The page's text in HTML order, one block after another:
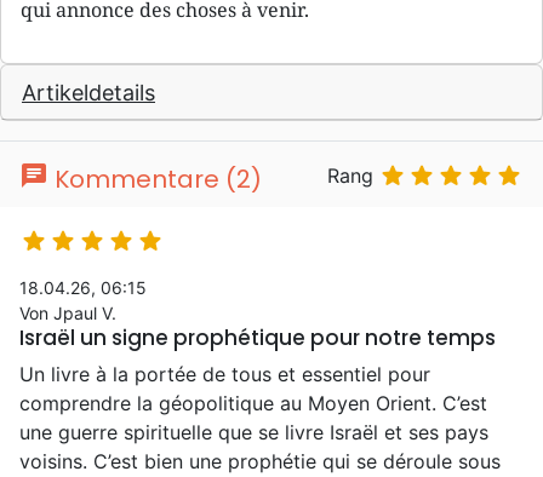
qui annonce des choses à venir.
Artikeldetails
chat Kommentare (2) Rang     
    
18.04.26, 06:15
Von Jpaul V.
Israël un signe prophétique pour notre temps
Un livre à la portée de tous et essentiel pour
comprendre la géopolitique au Moyen Orient. C’est
une guerre spirituelle que se livre Israël et ses pays
voisins. C’est bien une prophétie qui se déroule sous